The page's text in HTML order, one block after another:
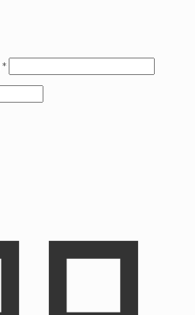
*Обязательно